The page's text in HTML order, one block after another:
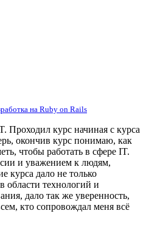
на Ruby on Rails
Проходил курс начиная с курса
окончив курс понимаю, как
чтобы работать в сфере IT.
и уважением к людям,
курса дало не только
области технологий и
дало так же уверенность,
кто сопровождал меня всё